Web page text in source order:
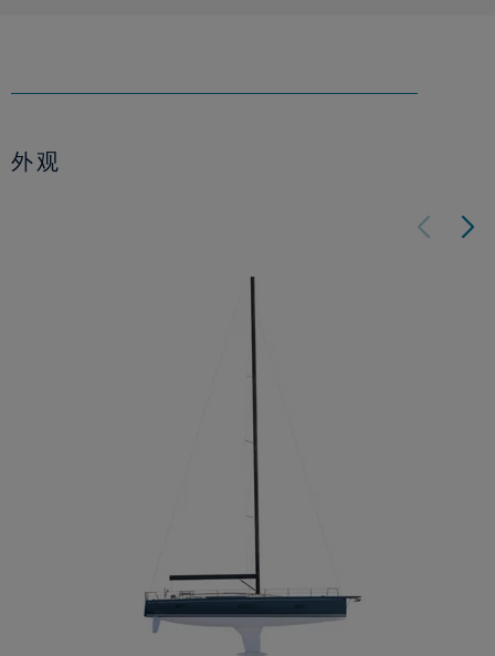
外观